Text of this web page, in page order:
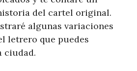
del cartel original.
algunas variaciones
letrero que puedes
ciudad.